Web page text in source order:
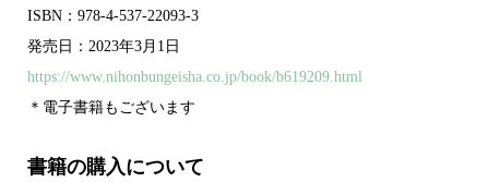
ISBN：978-4-537-22093-3
発売日：2023年3月1日
https://www.nihonbungeisha.co.jp/book/b619209.html
＊電子書籍もございます
書籍の購入について